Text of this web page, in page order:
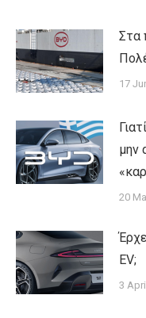
Στα
17
μην
20
EV;
3